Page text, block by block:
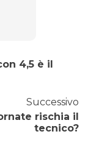
4,5 è il
Successivo
rischia il
tecnico?